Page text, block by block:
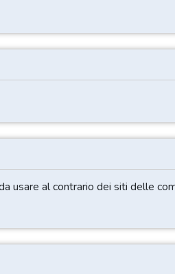
usare al contrario dei siti delle